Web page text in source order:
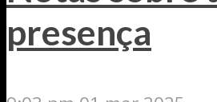
presença